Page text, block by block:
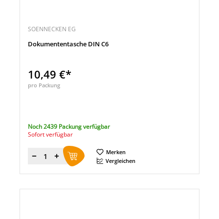
SOENNECKEN EG
Dokumententasche DIN C6
10,49 €*
pro Packung
Noch 2439 Packung verfügbar
Sofort verfügbar
Menge
Merken
Vergleichen